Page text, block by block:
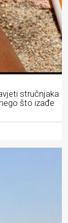
stručnjaka
što izađe